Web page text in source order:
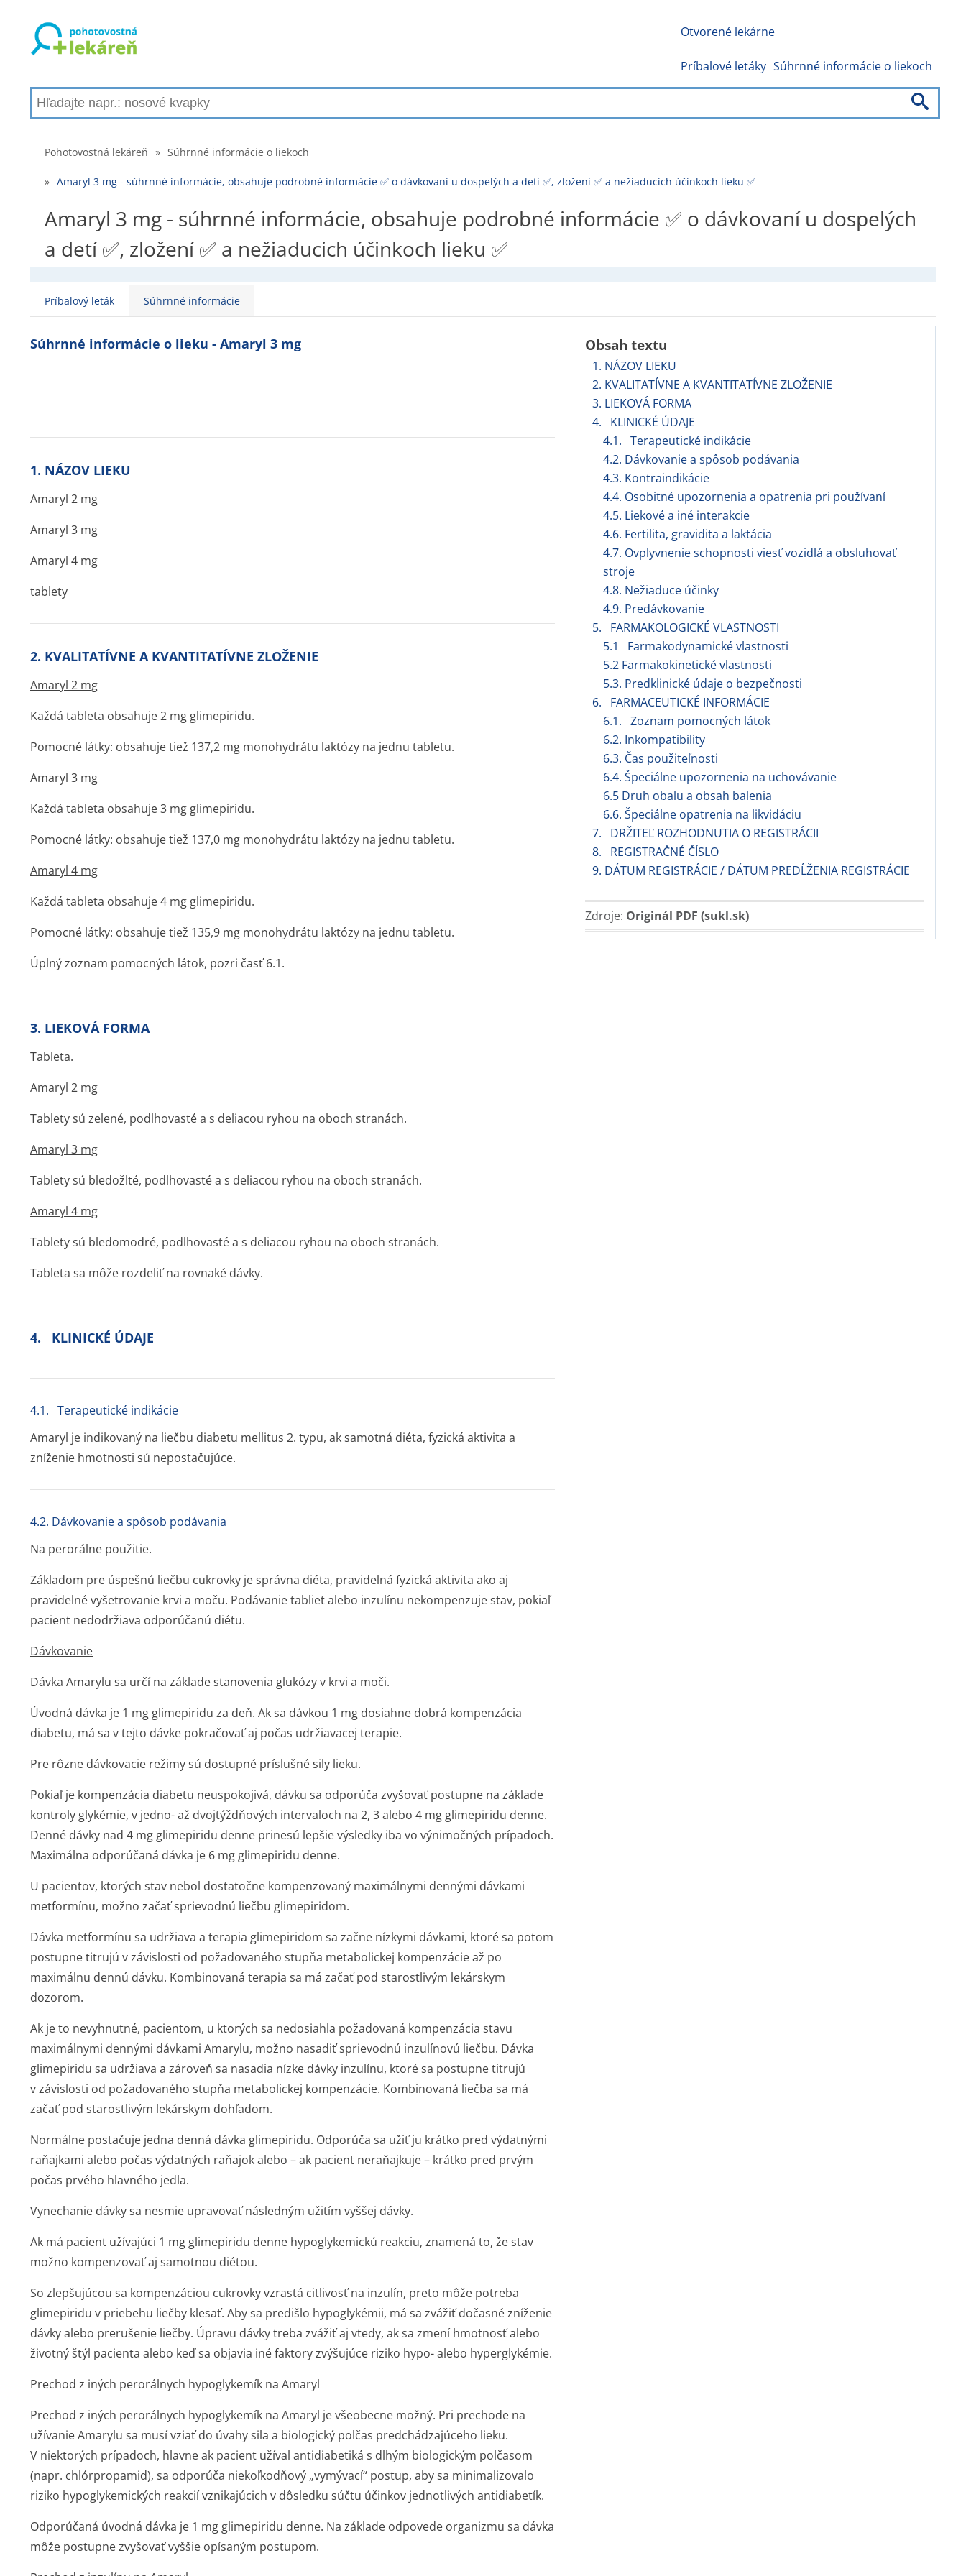
Otvorené lekárne
Príbalové letáky Súhrnné informácie o liekoch
Pohotovostná lekáreň » Súhrnné informácie o liekoch
» Amaryl 3 mg - súhrnné informácie, obsahuje podrobné informácie ✅ o dávkovaní u dospelých a detí ✅, zložení ✅ a nežiaducich účinkoch lieku ✅
Amaryl 3 mg - súhrnné informácie, obsahuje podrobné informácie ✅ o dávkovaní u dospelých
a detí ✅, zložení ✅ a nežiaducich účinkoch lieku ✅
Príbalový leták Súhrnné informácie
Obsah textu
1. NÁZOV LIEKU
2. KVALITATÍVNE A KVANTITATÍVNE ZLOŽENIE
3. LIEKOVÁ FORMA
4. KLINICKÉ ÚDAJE
4.1. Terapeutické indikácie
4.2. Dávkovanie a spôsob podávania
4.3. Kontraindikácie
4.4. Osobitné upozornenia a opatrenia pri používaní
4.5. Liekové a iné interakcie
4.6. Fertilita, gravidita a laktácia
4.7. Ovplyvnenie schopnosti viesť vozidlá a obsluhovať
stroje
4.8. Nežiaduce účinky
4.9. Predávkovanie
5. FARMAKOLOGICKÉ VLASTNOSTI
5.1 Farmakodynamické vlastnosti
5.2 Farmakokinetické vlastnosti
5.3. Predklinické údaje o bezpečnosti
6. FARMACEUTICKÉ INFORMÁCIE
6.1. Zoznam pomocných látok
6.2. Inkompatibility
6.3. Čas použiteľnosti
6.4. Špeciálne upozornenia na uchovávanie
6.5 Druh obalu a obsah balenia
6.6. Špeciálne opatrenia na likvidáciu
7. DRŽITEĽ ROZHODNUTIA O REGISTRÁCII
8. REGISTRAČNÉ ČÍSLO
9. DÁTUM REGISTRÁCIE / DÁTUM PREDĹŽENIA REGISTRÁCIE
Zdroje: Originál PDF (sukl.sk)
Súhrnné informácie o lieku - Amaryl 3 mg
1. NÁZOV LIEKU
Amaryl 2 mg
Amaryl 3 mg
Amaryl 4 mg
tablety
2. KVALITATÍVNE A KVANTITATÍVNE ZLOŽENIE
Amaryl 2 mg
Každá tableta obsahuje 2 mg glimepiridu.
Pomocné látky: obsahuje tiež 137,2 mg monohydrátu laktózy na jednu tabletu.
Amaryl 3 mg
Každá tableta obsahuje 3 mg glimepiridu.
Pomocné látky: obsahuje tiež 137,0 mg monohydrátu laktózy na jednu tabletu.
Amaryl 4 mg
Každá tableta obsahuje 4 mg glimepiridu.
Pomocné látky: obsahuje tiež 135,9 mg monohydrátu laktózy na jednu tabletu.
Úplný zoznam pomocných látok, pozri časť 6.1.
3. LIEKOVÁ FORMA
Tableta.
Amaryl 2 mg
Tablety sú zelené, podlhovasté a s deliacou ryhou na oboch stranách.
Amaryl 3 mg
Tablety sú bledožlté, podlhovasté a s deliacou ryhou na oboch stranách.
Amaryl 4 mg
Tablety sú bledomodré, podlhovasté a s deliacou ryhou na oboch stranách.
Tableta sa môže rozdeliť na rovnaké dávky.
4. KLINICKÉ ÚDAJE
4.1. Terapeutické indikácie
Amaryl je indikovaný na liečbu diabetu mellitus 2. typu, ak samotná diéta, fyzická aktivita a
zníženie hmotnosti sú nepostačujúce.
4.2. Dávkovanie a spôsob podávania
Na perorálne použitie.
Základom pre úspešnú liečbu cukrovky je správna diéta, pravidelná fyzická aktivita ako aj
pravidelné vyšetrovanie krvi a moču. Podávanie tabliet alebo inzulínu nekompenzuje stav, pokiaľ
pacient nedodržiava odporúčanú diétu.
Dávkovanie
Dávka Amarylu sa určí na základe stanovenia glukózy v krvi a moči.
Úvodná dávka je 1 mg glimepiridu za deň. Ak sa dávkou 1 mg dosiahne dobrá kompenzácia
diabetu, má sa v tejto dávke pokračovať aj počas udržiavacej terapie.
Pre rôzne dávkovacie režimy sú dostupné príslušné sily lieku.
Pokiaľ je kompenzácia diabetu neuspokojivá, dávku sa odporúča zvyšovať postupne na základe
kontroly glykémie, v jedno- až dvojtýždňových intervaloch na 2, 3 alebo 4 mg glimepiridu denne.
Denné dávky nad 4 mg glimepiridu denne prinesú lepšie výsledky iba vo výnimočných prípadoch.
Maximálna odporúčaná dávka je 6 mg glimepiridu denne.
U pacientov, ktorých stav nebol dostatočne kompenzovaný maximálnymi dennými dávkami
metformínu, možno začať sprievodnú liečbu glimepiridom.
Dávka metformínu sa udržiava a terapia glimepiridom sa začne nízkymi dávkami, ktoré sa potom
postupne titrujú v závislosti od požadovaného stupňa metabolickej kompenzácie až po
maximálnu dennú dávku. Kombinovaná terapia sa má začať pod starostlivým lekárskym
dozorom.
Ak je to nevyhnutné, pacientom, u ktorých sa nedosiahla požadovaná kompenzácia stavu
maximálnymi dennými dávkami Amarylu, možno nasadiť sprievodnú inzulínovú liečbu. Dávka
glimepiridu sa udržiava a zároveň sa nasadia nízke dávky inzulínu, ktoré sa postupne titrujú
v závislosti od požadovaného stupňa metabolickej kompenzácie. Kombinovaná liečba sa má
začať pod starostlivým lekárskym dohľadom.
Normálne postačuje jedna denná dávka glimepiridu. Odporúča sa užiť ju krátko pred výdatnými
raňajkami alebo počas výdatných raňajok alebo – ak pacient neraňajkuje – krátko pred prvým
počas prvého hlavného jedla.
Vynechanie dávky sa nesmie upravovať následným užitím vyššej dávky.
Ak má pacient užívajúci 1 mg glimepiridu denne hypoglykemickú reakciu, znamená to, že stav
možno kompenzovať aj samotnou diétou.
So zlepšujúcou sa kompenzáciou cukrovky vzrastá citlivosť na inzulín, preto môže potreba
glimepiridu v priebehu liečby klesať. Aby sa predišlo hypoglykémii, má sa zvážiť dočasné zníženie
dávky alebo prerušenie liečby. Úpravu dávky treba zvážiť aj vtedy, ak sa zmení hmotnosť alebo
životný štýl pacienta alebo keď sa objavia iné faktory zvýšujúce riziko hypo- alebo hyperglykémie.
Prechod z iných perorálnych hypoglykemík na Amaryl
Prechod z iných perorálnych hypoglykemík na Amaryl je všeobecne možný. Pri prechode na
užívanie Amarylu sa musí vziať do úvahy sila a biologický polčas predchádzajúceho lieku.
V niektorých prípadoch, hlavne ak pacient užíval antidiabetiká s dlhým biologickým polčasom
(napr. chlórpropamid), sa odporúča niekoľkodňový „vymývací“ postup, aby sa minimalizovalo
riziko hypoglykemických reakcií vznikajúcich v dôsledku súčtu účinkov jednotlivých antidiabetík.
Odporúčaná úvodná dávka je 1 mg glimepiridu denne. Na základe odpovede organizmu sa dávka
môže postupne zvyšovať vyššie opísaným postupom.